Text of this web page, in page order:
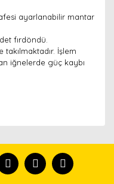
ayarlanabilir mantar
fırdöndü.
İşlem
iğnelerde güç kaybı
ederiz.